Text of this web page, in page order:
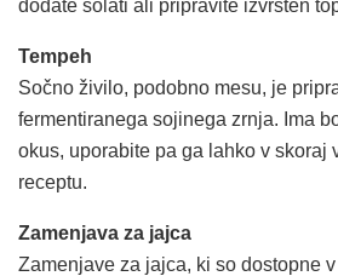
dodate solati ali pripravite izvrsten
Tempeh
Sočno živilo, podobno mesu, je
fermentiranega sojinega zrnja. Ima
okus, uporabite pa ga lahko v skoraj
receptu.
Zamenjava za jajca
Zamenjave za jajca, ki so dostopne